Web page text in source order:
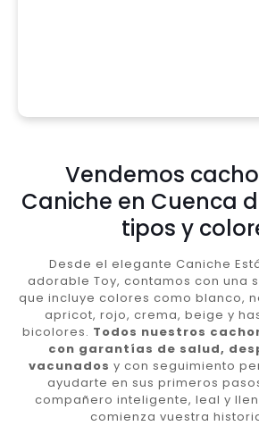
Vendemos
Caniche en Cuenca
tipos y
Desde el elegante Caniche
adorable Toy, contamos con una
que incluye colores como blanco,
apricot, rojo, crema, beige y
bicolores. Todos nuestros
con garantías de salud,
vacunados y con seguimiento
ayudarte en sus primeros
compañero inteligente, leal y
comienza vuestra